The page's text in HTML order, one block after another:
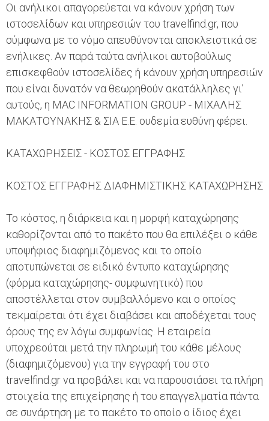
Οι ανήλικοι απαγορεύεται να κάνουν χρήση των
ιστοσελίδων και υπηρεσιών του travelfind.gr, που
σύμφωνα με το νόμο απευθύνονται αποκλειστικά σε
ενήλικες. Αν παρά ταύτα ανήλικοι αυτοβούλως
επισκεφθούν ιστοσελίδες ή κάνουν χρήση υπηρεσιών
που είναι δυνατόν να θεωρηθούν ακατάλληλες γι’
αυτούς, η MAC INFORMATION GROUP - ΜΙΧΑΛΗΣ
ΜΑΚΑΤΟΥΝΑΚΗΣ & ΣΙΑ Ε.Ε. ουδεμία ευθύνη φέρει.
ΚΑΤΑΧΩΡΗΣΕΙΣ - ΚΟΣΤΟΣ ΕΓΓΡΑΦΗΣ
ΚΟΣΤΟΣ ΕΓΓΡΑΦΗΣ ΔΙΑΦΗΜΙΣΤΙΚΗΣ ΚΑΤΑΧΩΡΗΣΗΣ
Το κόστος, η διάρκεια και η μορφή καταχώρησης
καθορίζονται από το πακέτο που θα επιλέξει ο κάθε
υποψήφιος διαφημιζόμενος και το οποίο
αποτυπώνεται σε ειδικό έντυπο καταχώρησης
(φόρμα καταχώρησης- συμφωνητικό) που
αποστέλλεται στον συμβαλλόμενο και ο οποίος
τεκμαίρεται ότι έχει διαβάσει και αποδέχεται τους
όρους της εν λόγω συμφωνίας. Η εταιρεία
υποχρεούται μετά την πληρωμή του κάθε μέλους
(διαφημιζόμενου) για την εγγραφή του στο
travelfind.gr να προβάλει και να παρουσιάσει τα πλήρη
στοιχεία της επιχείρησης ή του επαγγελματία πάντα
σε συνάρτηση με το πακέτο το οποίο ο ίδιος έχει